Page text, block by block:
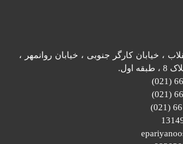
، خیابان کارگر جنوبی ، خیابان روانمهر ،
اول.